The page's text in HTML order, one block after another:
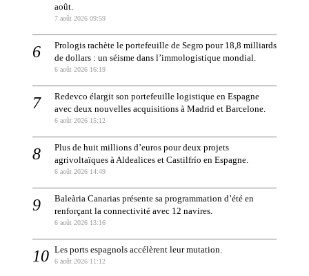
août.
7 août 2026 09:59
Prologis rachète le portefeuille de Segro pour 18,8 milliards
de dollars : un séisme dans l’immologistique mondial.
6 août 2026 16:19
Redevco élargit son portefeuille logistique en Espagne
avec deux nouvelles acquisitions à Madrid et Barcelone.
6 août 2026 15:12
Plus de huit millions d’euros pour deux projets
agrivoltaïques à Aldealices et Castilfrío en Espagne.
6 août 2026 14:49
Baleària Canarias présente sa programmation d’été en
renforçant la connectivité avec 12 navires.
6 août 2026 13:16
Les ports espagnols accélèrent leur mutation.
6 août 2026 11:12